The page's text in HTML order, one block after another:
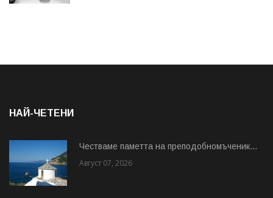
НАЙ-ЧЕТЕНИ
Честваме паметта на преподобномъченик...
Август 07, 2026